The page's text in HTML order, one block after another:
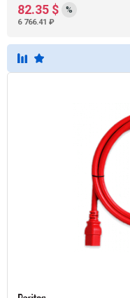
82.35 $
6 766.41 ₽
%